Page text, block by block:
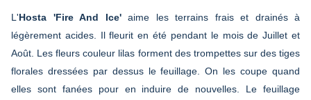
L'Hosta 'Fire And Ice'aime les terrains frais et drainés à
légèrement acides. Il fleurit en été pendant le mois de Juillet et
Août. Les fleurs couleur lilas forment des trompettes sur des tiges
florales dressées par dessus le feuillage. On les coupe quand
elles sont fanées pour en induire de nouvelles. Le feuillage